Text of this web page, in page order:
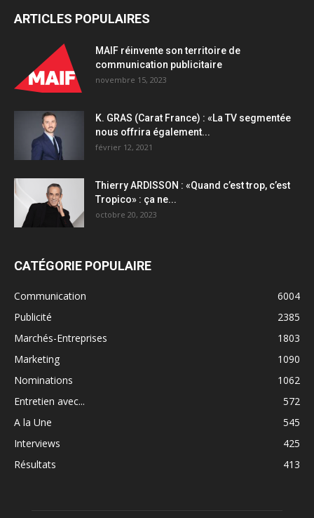
ARTICLES POPULAIRES
MAIF réinvente son territoire de
communication publicitaire
novembre 15, 2023
K. GRAS (Carat France) : «La TV segmentée
nous offrira également...
février 12, 2021
Thierry ARDISSON : «Quand c’est trop, c’est
Tropico» : ça ne...
octobre 20, 2023
CATÉGORIE POPULAIRE
Communication
6004
Publicité
2385
Marchés-Entreprises
1803
Marketing
1090
Nominations
1062
Entretien avec...
572
A la Une
545
Interviews
425
Résultats
413